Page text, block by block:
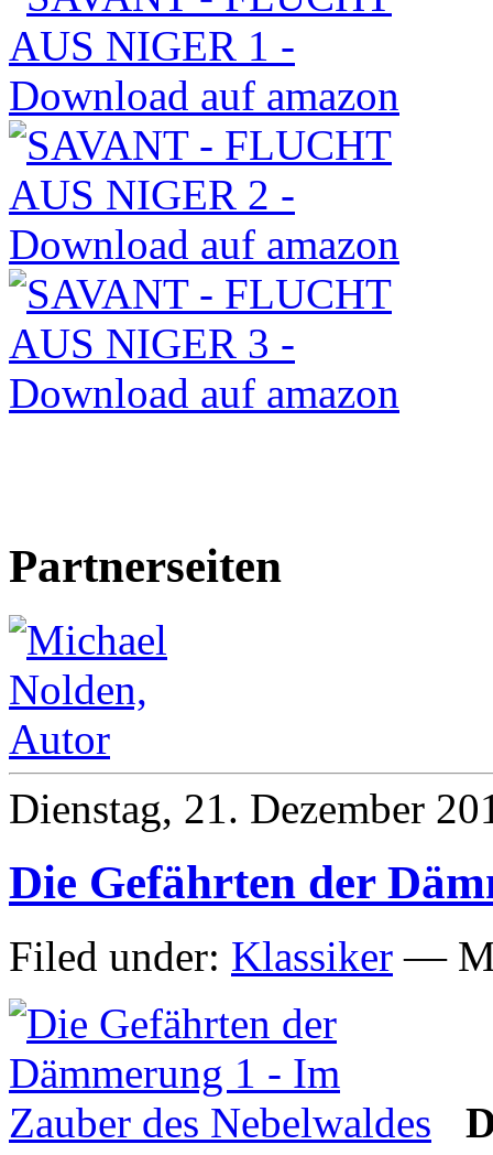
Partnerseiten
Dienstag, 21. Dezember
Die Gefährten der
Filed under: Klassiker —